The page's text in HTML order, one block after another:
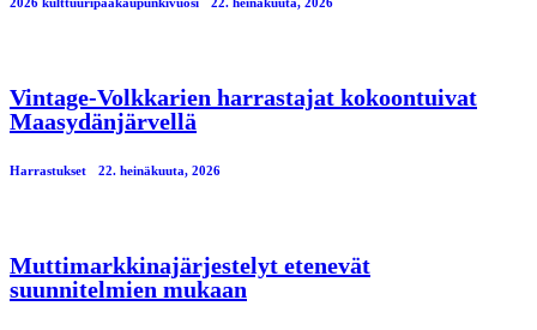
Vintage-Volkkarien harrastajat kokoontuivat
Maasydänjärvellä
Harrastukset 22. heinäkuuta, 2026
Muttimarkkinajärjestelyt etenevät
suunnitelmien mukaan